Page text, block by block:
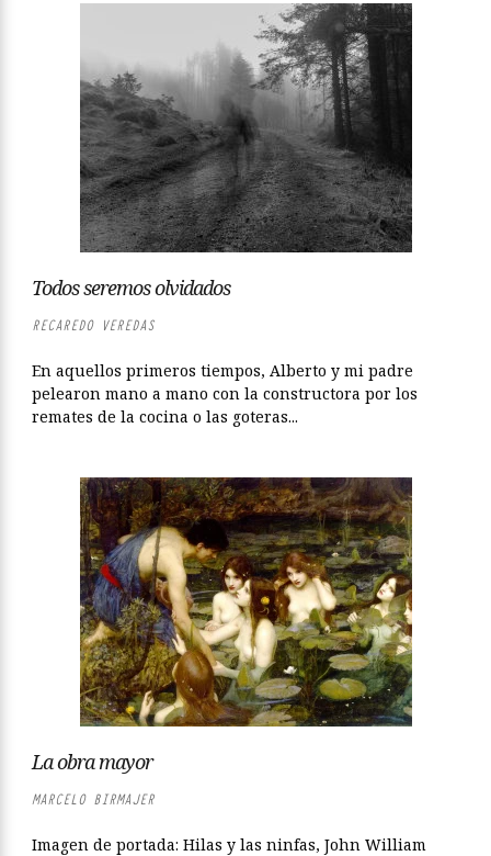
Todos seremos olvidados
RECAREDO VEREDAS
En aquellos primeros tiempos, Alberto y mi padre
pelearon mano a mano con la constructora por los
remates de la cocina o las goteras...
La obra mayor
MARCELO BIRMAJER
Imagen de portada: Hilas y las ninfas, John William